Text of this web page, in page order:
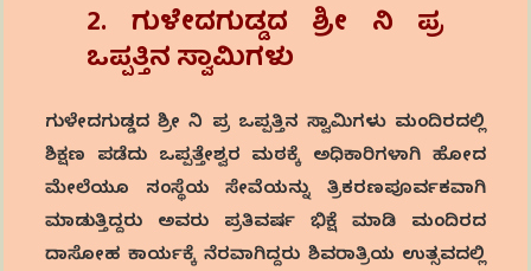
2. ಗುಳೇದಗುಡ್ಡದ ಶ್ರೀ ನಿ ಪ್ರ
ಒಪ್ಪತ್ತಿನ ಸ್ವಾಮಿಗಳು
ಗುಳೇದಗುಡ್ಡದ ಶ್ರೀ ನಿ ಪ್ರ ಒಪ್ಪತ್ತಿನ ಸ್ವಾಮಿಗಳು ಮಂದಿರದಲ್ಲಿ
ಶಿಕ್ಷಣ ಪಡೆದು ಒಪ್ಪತ್ತೇಶ್ವರ ಮಠಕ್ಕೆ ಅಧಿಕಾರಿಗಳಾಗಿ ಹೋದ
ಮೇಲೆಯೂ ಸಂಸ್ಥೆಯ ಸೇವೆಯನ್ನು ತ್ರಿಕರಣಪೂರ್ವಕವಾಗಿ
ಮಾಡುತ್ತಿದ್ದರು ಅವರು ಪ್ರತಿವರ್ಷ ಭಿಕ್ಷೆ ಮಾಡಿ ಮಂದಿರದ
ದಾಸೋಹ ಕಾರ್ಯಕ್ಕೆ ನೆರವಾಗಿದ್ದರು ಶಿವರಾತ್ರಿಯ ಉತ್ಸವದಲ್ಲಿ